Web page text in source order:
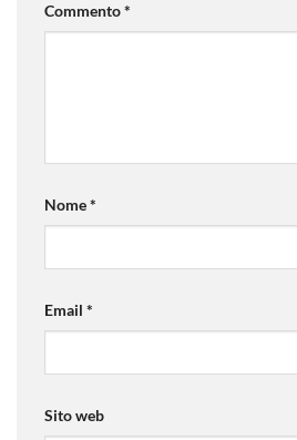
Commento*
Nome*
Email *
Sito web